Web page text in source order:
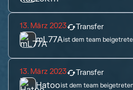
13. März 2023 Transfer
mL77Aist dem team
13. März 2023 Transfer
Hatooist dem team